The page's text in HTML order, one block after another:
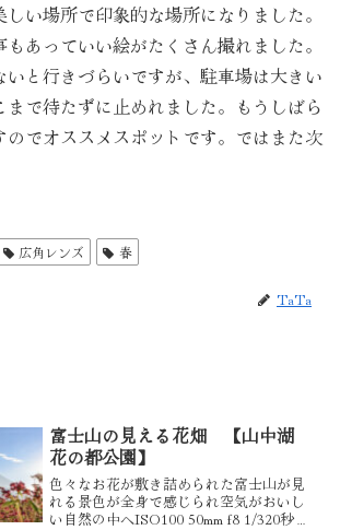
い場所で印象的な場所になりました。
あっていい絵がたくさん撮れました。
いと行きづらいですが、駐車場は大きい
まで待たずに止めれました。もうしばら
のでオススメスポットです。ではまた次
広角レンズ 春
TaTa
富士山の見える花畑 【山中湖
花の都公園】
色々なお花が敷き詰められた富士山が見
れる景色が全身で感じられ空気がおいし
い自然の中へISO100 50mm f8 1/320秒